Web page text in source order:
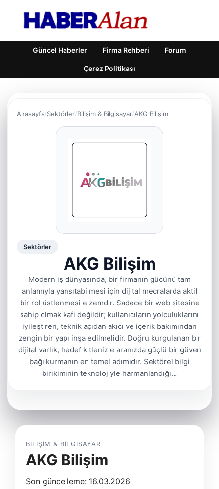
Güncel Haberler Firma Rehberi Forum
Çerez Politikası
Anasayfa Sektörler Bilişim & Bilgisayar AKG Bilişim
Sektörler
AKG Bilişim
Modern iş dünyasında, bir firmanın gücünü tam
anlamıyla yansıtabilmesi için dijital mecralarda aktif
bir rol üstlenmesi elzemdir. Sadece bir web sitesine
sahip olmak kafi değildir; kullanıcıların yolculuklarını
iyileştiren, teknik açıdan akıcı ve içerik bakımından
zengin bir yapı inşa edilmelidir. Doğru kurgulanan bir
dijital varlık, hedef kitlenizle aranızda güçlü bir güven
bağı kurmanın en temel adımıdır. Sektörel bilgi
birikiminin teknolojiyle harmanlandığı…
BILIŞIM & BILGISAYAR
AKG Bilişim
Son güncelleme: 16.03.2026